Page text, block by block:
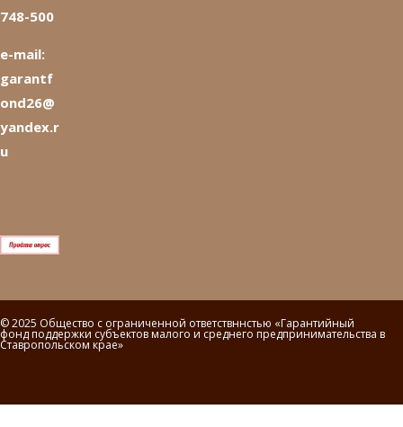
748-500
e-mail:
garantf
ond26@
yandex.r
u
© 2025 Общество с ограниченной ответствннстью «Гарантийный
фонд поддержки субъектов малого и среднего предпринимательства в
Ставропольском крае»